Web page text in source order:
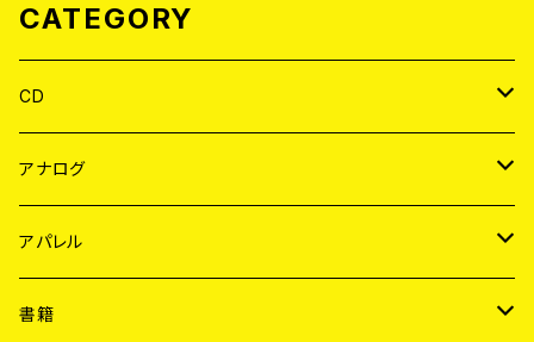
CATEGORY
CD
JAPAN
WORLD
アナログ
JAPAN
７EP
WORLD
アパレル
JAPAN
書籍